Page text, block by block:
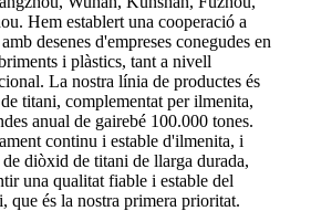
Hem establert una cooperació a
desenes d'empreses conegudes en
i plàstics, tant a nivell
La nostra línia de productes és
titani, complementat per ilmenita,
anual de gairebé 100.000 tones.
continu i estable d'ilmenita, i
diòxid de titani de llarga durada,
una qualitat fiable i estable del
que és la nostra primera prioritat.